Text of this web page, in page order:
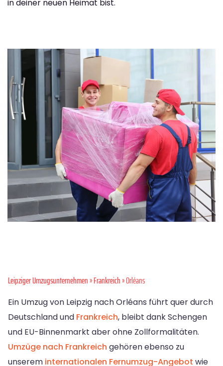
in deiner neuen Heimat bist.
Leipziger Umzugsunternehmen»Frankreich» Orléans
Ein Umzug von Leipzig nach Orléans führt quer durch
Deutschland und Frankreich, bleibt dank Schengen
und EU-Binnenmarkt aber ohne Zollformalitäten.
Umzüge nach Frankreich gehören ebenso zu
unserem internationalen Fernumzug-Angebot wie